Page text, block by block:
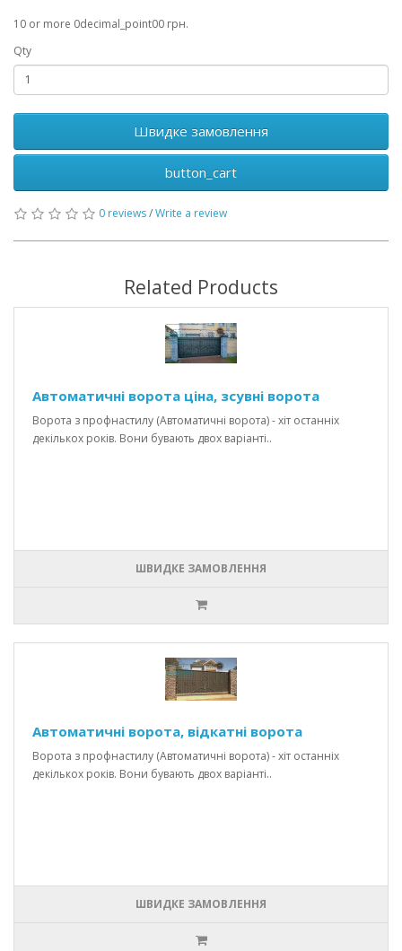
10 or more 0decimal_point00 грн.
Qty
Швидке замовлення
button_cart
0 reviews/Write a review
Related Products
Автоматичні ворота ціна, зсувні ворота
Ворота з профнастилу (Автоматичні ворота) - хіт останніх
декількох років. Вони бувають двох варіанті..
ШВИДКЕ ЗАМОВЛЕННЯ
Автоматичні ворота, відкатні ворота
Ворота з профнастилу (Автоматичні ворота) - хіт останніх
декількох років. Вони бувають двох варіанті..
ШВИДКЕ ЗАМОВЛЕННЯ